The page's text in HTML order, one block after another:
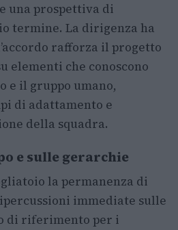
una prospettiva di
termine. La dirigenza ha
rafforza il progetto
elementi che conoscono
e il gruppo umano,
di adattamento e
della squadra.
e sulle gerarchie
la permanenza di
immediate sulle
di riferimento per i